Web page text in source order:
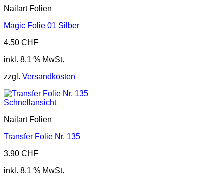
Nailart Folien
Magic Folie 01 Silber
4.50 CHF
inkl. 8.1 % MwSt.
zzgl. Versandkosten
Schnellansicht
Nailart Folien
Transfer Folie Nr. 135
3.90 CHF
inkl. 8.1 % MwSt.